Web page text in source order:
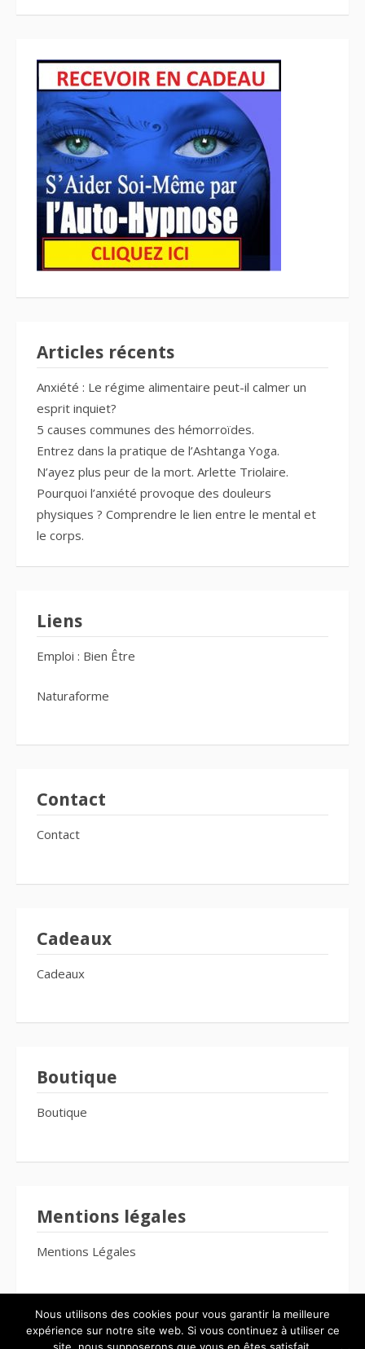
Articles récents
Anxiété : Le régime alimentaire peut-il calmer un
esprit inquiet?
5 causes communes des hémorroïdes.
Entrez dans la pratique de l’Ashtanga Yoga.
N’ayez plus peur de la mort. Arlette Triolaire.
Pourquoi l’anxiété provoque des douleurs
physiques ? Comprendre le lien entre le mental et
le corps.
Liens
Emploi : Bien Être
Naturaforme
Contact
Contact
Cadeaux
Cadeaux
Boutique
Boutique
Mentions légales
Mentions Légales
Nous utilisons des cookies pour vous garantir la meilleure
expérience sur notre site web. Si vous continuez à utiliser ce